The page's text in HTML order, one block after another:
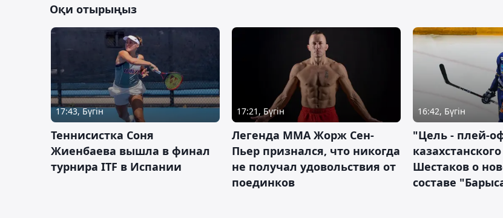
Оқи отырыңыз
17:43, Бүгін
Теннисистка Соня
Жиенбаева вышла в финал
турнира ITF в Испании
17:21, Бүгін
Легенда ММА Жорж Сен-
Пьер признался, что никогда
не получал удовольствия от
поединков
16:42, Бүгін
"Цель - плей-
Шестаков о
составе